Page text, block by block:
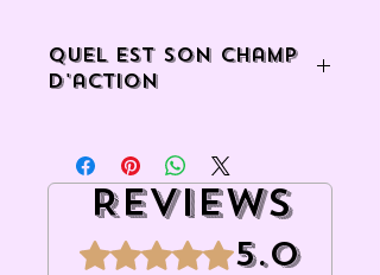
Quel est son champ
d'action
ré-alignement des lieux et des
personnes (ou animaux) mais aussi
pour créer une "bulle de protection"
pour soi.Reviews
Rated 5 out of 5 stars.5.0